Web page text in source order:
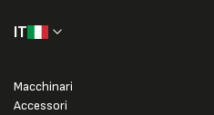
IT
Macchinari
Accessori